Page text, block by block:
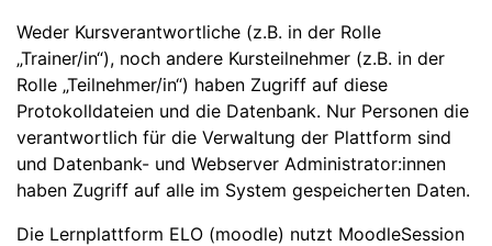
Weder Kursverantwortliche (z.B. in der Rolle
„Trainer/in“), noch andere Kursteilnehmer (z.B. in der
Rolle „Teilnehmer/in“) haben Zugriff auf diese
Protokolldateien und die Datenbank. Nur Personen die
verantwortlich für die Verwaltung der Plattform sind
und Datenbank- und Webserver Administrator:innen
haben Zugriff auf alle im System gespeicherten Daten.
Die Lernplattform ELO (moodle) nutzt MoodleSession